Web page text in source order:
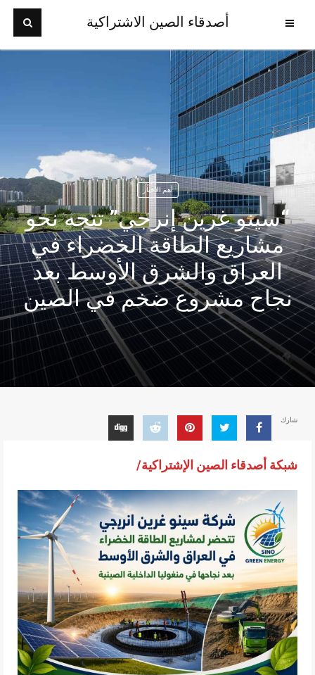
أصدقاء الصين الاشتراكية
أهم الأخبار
“سينو غرين إنرجي” تتجه نحو
مشاريع الطاقة الخضراء في
العراق والشرق الأوسط بعد
نجاح مشروع ضخم في الصين
شارك
شبكة أصدقاء الصين الإشتراكية/